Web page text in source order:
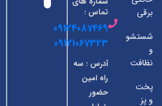
برقی
شستشو
و
نظافت
پخت
و پز
تماس :
09124087469
09121067323
آدرس : سه
راه امین
حضور